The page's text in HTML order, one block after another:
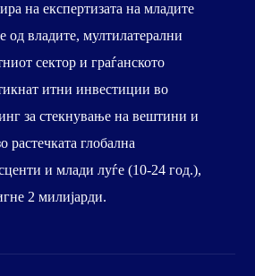
на експертизата на младите
од владите, мултилатерални
сектор и граѓанското
итни инвестиции во
за стекнување на вештини и
растечката глобална
и млади луѓе (10-24 год.),
2 милијарди.